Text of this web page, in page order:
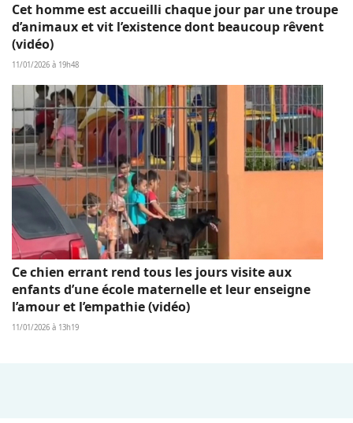
Cet homme est accueilli chaque jour par une troupe
d’animaux et vit l’existence dont beaucoup rêvent
(vidéo)
11/01/2026 à 19h48
Ce chien errant rend tous les jours visite aux
enfants d’une école maternelle et leur enseigne
l’amour et l’empathie (vidéo)
11/01/2026 à 13h19